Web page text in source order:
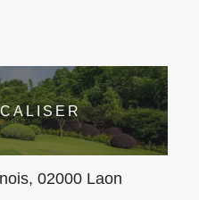
02000 Laon